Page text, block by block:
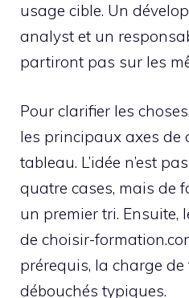
usage cible. Un
analyst et un
partiront pas sur les
Pour clarifier les
les principaux axes de
tableau. L’idée n’est
quatre cases, mais de
un premier tri. Ensuite,
de choisir-
prérequis, la charge
débouchés typiques.